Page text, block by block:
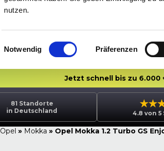
nutzen.
Einwilligungsauswahl
Notwendig Präferenzen
Jetzt schnell bis zu
81 Standorte
in Deutschland
4.8 von
Opel » Mokka » Opel Mokka 1.2 Turbo GS